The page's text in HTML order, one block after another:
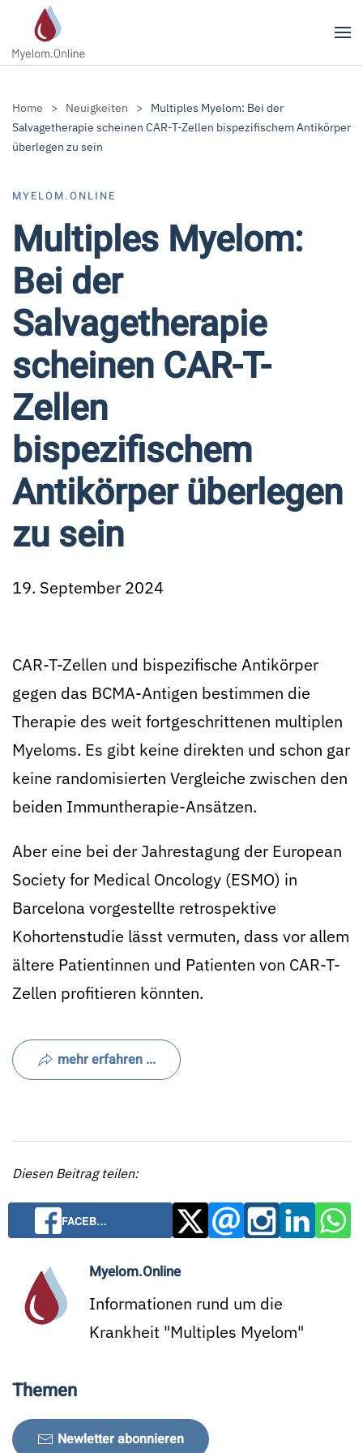
Zum Hauptinhalt springen
Home Neuigkeiten
Multiples Myelom: Bei der
Salvagetherapie scheinen CAR-T-Zellen bispezifischem Antikörper
überlegen zu sein
MYELOM.ONLINE
Multiples Myelom:
Bei der
Salvagetherapie
scheinen CAR-T-
Zellen
bispezifischem
Antikörper überlegen
zu sein
19. September 2024
CAR-T-Zellen und bispezifische Antikörper
gegen das BCMA-Antigen bestimmen die
Therapie des weit fortgeschrittenen multiplen
Myeloms. Es gibt keine direkten und schon gar
keine randomisierten Ver­glei­che zwischen den
beiden Immuntherapie-Ansätzen.
Aber eine bei der Jahrestagung der European
Society for Medical Oncology (ESMO) in
Barcelona vorgestellte retrospektive
Kohortenstudie lässt vermuten, dass vor allem
ältere Patientinnen und Patienten von CAR-T-
Zellen profitieren könnten.
mehr erfahren ...
Diesen Beitrag teilen:
FACEB…
Myelom.Online
Informationen rund um die
Krankheit "Multiples Myelom"
Themen
Newletter abonnieren